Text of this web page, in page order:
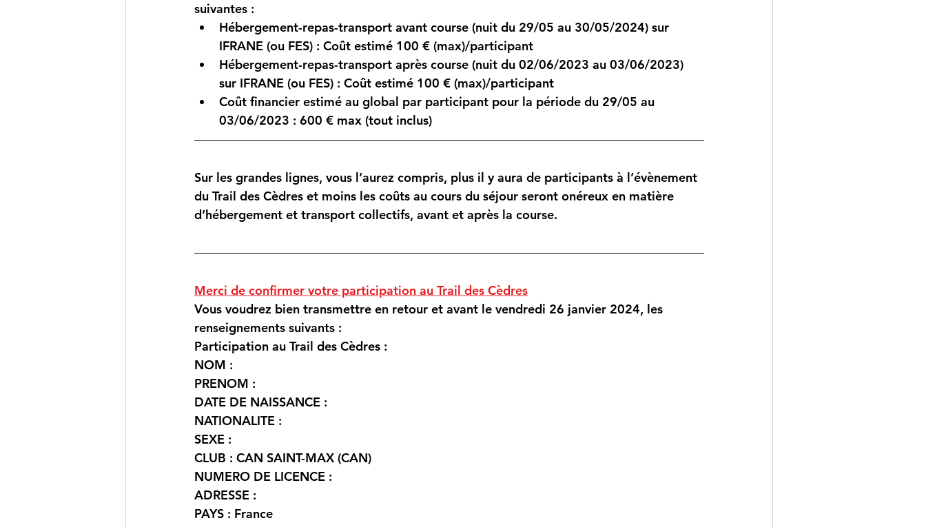
suivantes :
Hébergement-repas-transport avant course (nuit du 29/05 au 30/05/2024) sur
IFRANE (ou FES) : Coût estimé 100 € (max)/participant
Hébergement-repas-transport après course (nuit du 02/06/2023 au 03/06/2023)
sur IFRANE (ou FES) : Coût estimé 100 € (max)/participant
Coût financier estimé au global par participant pour la période du 29/05 au
03/06/2023 : 600 € max (tout inclus)
Sur les grandes lignes, vous l’aurez compris, plus il y aura de participants à l’évènement
du Trail des Cèdres et moins les coûts au cours du séjour seront onéreux en matière
d’hébergement et transport collectifs, avant et après la course.
Merci de confirmer votre participation au Trail des Cèdres
Vous voudrez bien transmettre en retour et avant le vendredi 26 janvier 2024, les
renseignements suivants :
Participation au Trail des Cèdres :
NOM :
PRENOM :
DATE DE NAISSANCE :
NATIONALITE :
SEXE :
CLUB : CAN SAINT-MAX (CAN)
NUMERO DE LICENCE :
ADRESSE :
PAYS : France